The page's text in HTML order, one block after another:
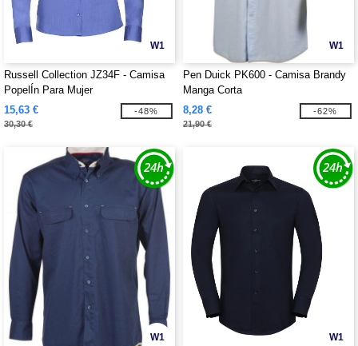
W1
Russell Collection JZ34F - Camisa
PopelÍn Para Mujer
15,63 €
30,30 €
-48%
W1
Pen Duick PK600 - Camisa Brandy
Manga Corta
8,28 €
21,90 €
-62%
W1 W1